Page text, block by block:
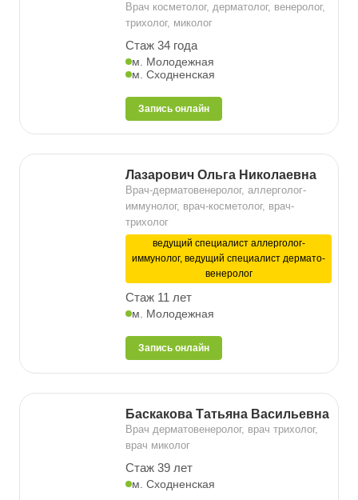
Врач косметолог, дерматолог, венеролог,
трихолог, миколог
Стаж 34 года
м. Молодежная
м. Сходненская
Запись онлайн
Лазарович Ольга Николаевна
Врач-дерматовенеролог, аллерголог-
иммунолог, врач-косметолог, врач-
трихолог
ведущий специалист аллерголог-
иммунолог, ведущий специалист дермато-
венеролог
Стаж 11 лет
м. Молодежная
Запись онлайн
Баскакова Татьяна Васильевна
Врач дерматовенеролог, врач трихолог,
врач миколог
Стаж 39 лет
м. Сходненская